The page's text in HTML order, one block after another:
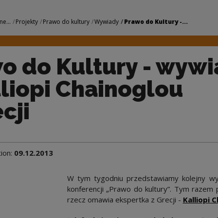
z Kalliopi
Projekty Prawo do kultury Wywiady Prawo do Kultury -...
do Kultury -
Chainoglou
09.12.2013
W tym tygodniu przedstawiamy kolejny
konferencji „Prawo do kultury”. Tym
rzecz omawia ekspertka z Grecji - Kalliopi